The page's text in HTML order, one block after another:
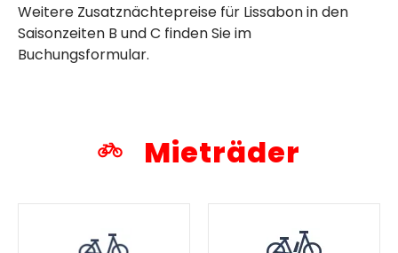
Weitere Zusatznächtepreise für Lissabon in den
Saisonzeiten B und C finden Sie im
Buchungsformular.
Mieträder